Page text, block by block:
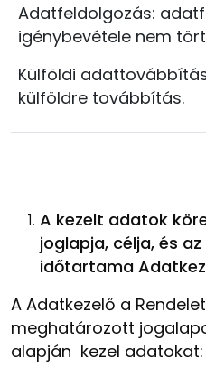
Adatfeldolgozás:
igénybevétele nem
Külföldi
külföldre továbbítás.
A kezelt adatok
joglapja, célja, és
időtartama
A Adatkezelő a
meghatározott
alapján kezel adatokat: